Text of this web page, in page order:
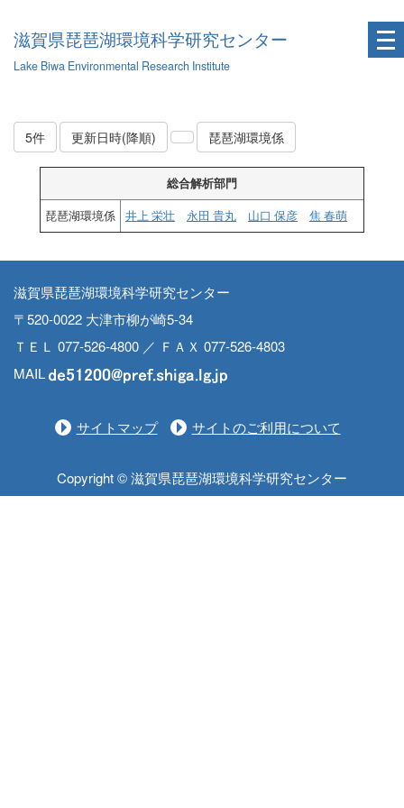
滋賀県琵琶湖環境科学研究センター
Lake Biwa Environmental Research Institute
5件 更新日時(降順) 琵琶湖環境係
総合解析部門
琵琶湖環境係
井上 栄壮 永田 貴丸 山口 保彦 焦 春萌
滋賀県琵琶湖環境科学研究センター
〒520-0022 大津市柳が崎5-34
ＴＥＬ 077-526-4800 ／ ＦＡＸ 077-526-4803
MAIL
サイトマップ サイトのご利用について
Copyright © 滋賀県琵琶湖環境科学研究センター